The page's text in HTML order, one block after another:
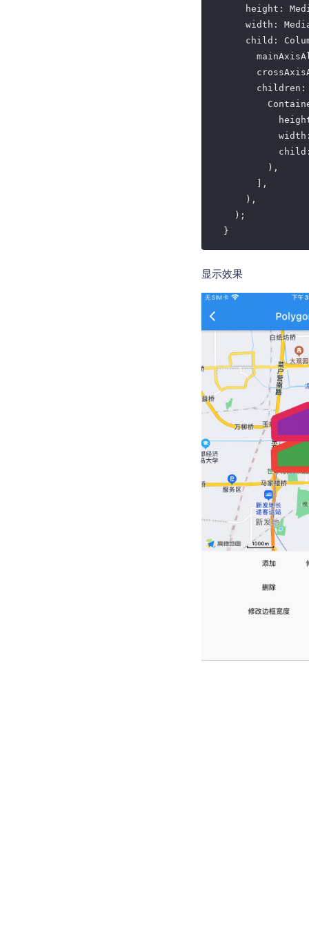
height:
width:
child:
children:
          ),
        ],
      ),
    );
  }
显示效果